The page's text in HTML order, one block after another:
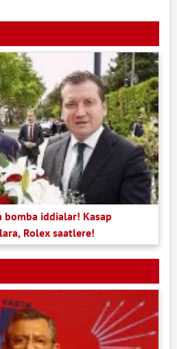
bomba iddialar! Kasap
Rolex saatlere!